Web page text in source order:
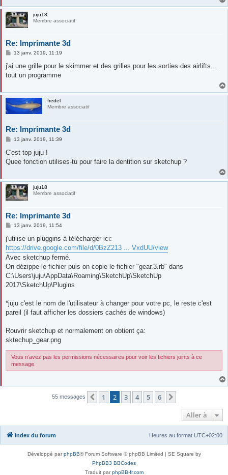
juju18
Membre associatif
Re: Imprimante 3d
M
s
a
13 janv. 2019, 11:19
j'ai une grille pour le skimmer et des grilles pour les sorties des airlifts...
tout un programme
fredel
Membre associatif
Re: Imprimante 3d
M
s
a
13 janv. 2019, 11:39
C'est top juju !
Quee fonction utilises-tu pour faire la dentition sur sketchup ?
juju18
Membre associatif
Re: Imprimante 3d
M
s
a
g
e
13 janv. 2019, 11:54
j'utilise un pluggins à télécharger ici:
https://drive.google.com/file/d/0BzZ213 ... VxdUU/view
Avec sketchup fermé.
On dézippe le fichier puis on copie le fichier "gear.3.rb" dans
C:\Users\juju\AppData\Roaming\SketchUp\SketchUp
2017\SketchUp\Plugins
*juju c'est le nom de l'utilisateur à changer pour votre pc, le reste c'est
pareil (il faut afficher les dossiers cachés de windows)
Rouvrir sketchup et normalement on obtient ça:
sktechup_gear.png
Vous n’avez pas les permissions nécessaires pour voir les fichiers joints à ce
message.
55 messages Précédente
1 2 3 4 5 6
Aller à
Index du forum Heures au format UTC+02:00
Développé parphpBB® Forum Software © phpBB Limited | SE Square by
PhpBB3 BBCodes
Traduit parphpBB-fr.com